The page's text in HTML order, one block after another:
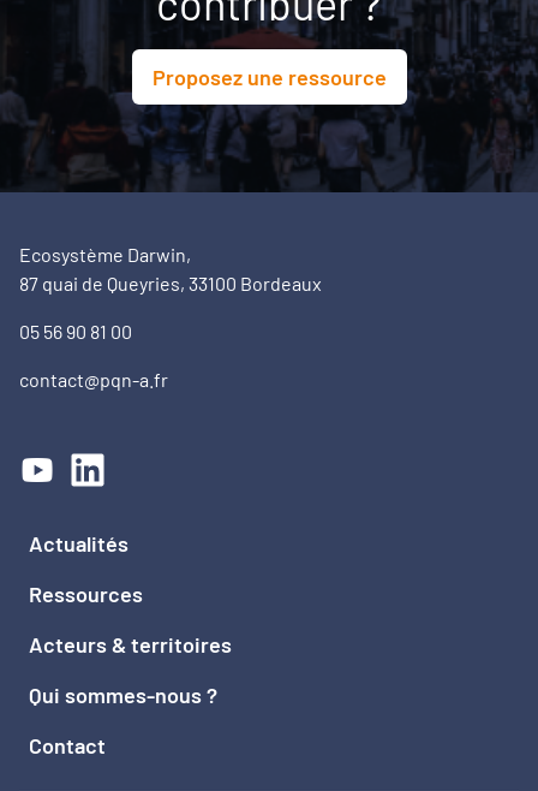
Proposez une ressource
Ecosystème Darwin,
87 quai de Queyries, 33100 Bordeaux
05 56 90 81 00
contact@pqn-a.fr
Actualités
Ressources
Acteurs & territoires
Qui sommes-nous ?
Contact